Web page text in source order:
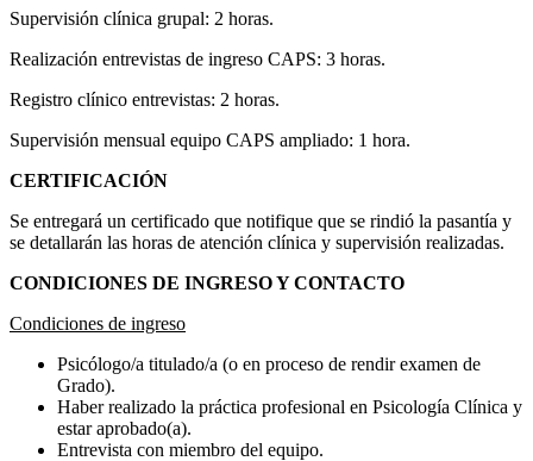
Supervisión clínica grupal: 2 horas.
Realización entrevistas de ingreso CAPS: 3 horas.
Registro clínico entrevistas: 2 horas.
Supervisión mensual equipo CAPS ampliado: 1 hora.
CERTIFICACIÓN
Se entregará un certificado que notifique que se rindió la pasantía y
se detallarán las horas de atención clínica y supervisión realizadas.
CONDICIONES DE INGRESO Y CONTACTO
Condiciones de ingreso
Psicólogo/a titulado/a (o en proceso de rendir examen de
Grado).
Haber realizado la práctica profesional en Psicología Clínica y
estar aprobado(a).
Entrevista con miembro del equipo.